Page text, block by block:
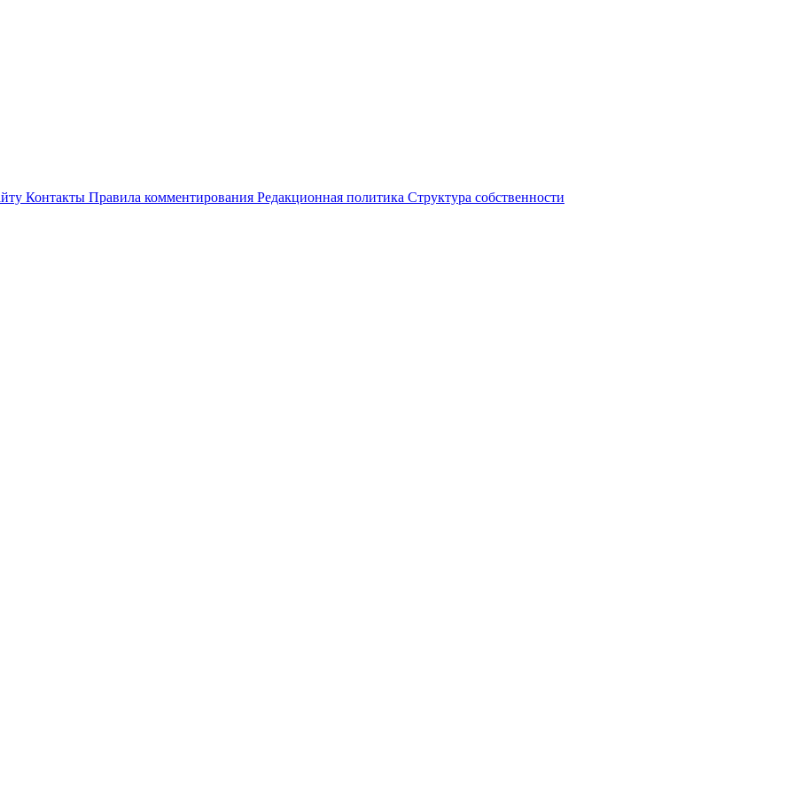
Контакты Правила комментирования Редакционная политика Структура собственности